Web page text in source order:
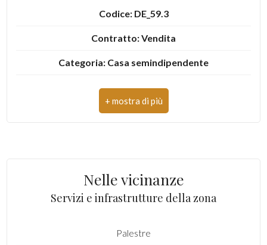
Codice: DE_59.3
Contratto: Vendita
Categoria: Casa semindipendente
Indirizzo: Frazione Spineto, 6
CAP: 10081
Totale mq: 220 mq
Bagni: 4
Nelle vicinanze
Servizi e infrastrutture della zona
Palestre